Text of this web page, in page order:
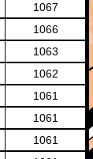
1067
1066
1063
1062
1061
1061
1061